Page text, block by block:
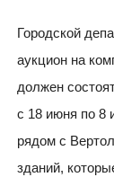
Городской
аукцион на
должен
с 18 июня по 8
рядом с
зданий,